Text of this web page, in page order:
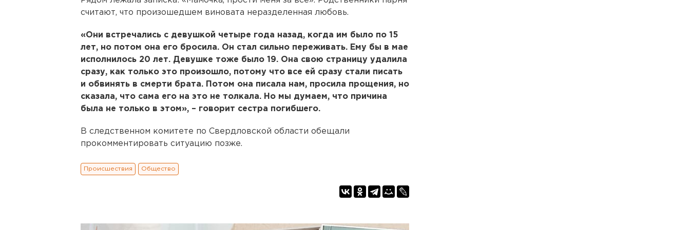
считают, что произошедшем виновата неразделенная любовь.
«Они встречались с девушкой четыре года назад, когда им было по 15
лет, но потом она его бросила. Он стал сильно переживать. Ему бы в мае
исполнилось 20 лет. Девушке тоже было 19. Она свою страницу удалила
сразу, как только это произошло, потому что все ей сразу стали писать
и обвинять в смерти брата. Потом она писала нам, просила прощения, но
сказала, что сама его на это не толкала. Но мы думаем, что причина
была не только в этом», – говорит сестра погибшего.
В следственном комитете по Свердловской области обещали
прокомментировать ситуацию позже.
Происшествия Общество